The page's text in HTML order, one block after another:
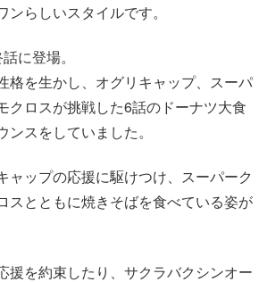
らしいスタイルです。
に登場。
格を生かし、オグリキャップ、スーパ
クロスが挑戦した6話のドーナツ大食
スをしていました。
ャップの応援に駆けつけ、スーパーク
スとともに焼きそばを食べている姿が
援を約束したり、サクラバクシンオー